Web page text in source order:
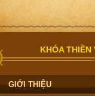
KHÓA THIỀN
GIỚI THIỆU